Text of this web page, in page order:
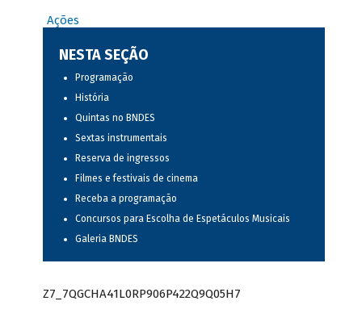
Ações
NESTA SEÇÃO
Programação
História
Quintas no BNDES
Sextas instrumentais
Reserva de ingressos
Filmes e festivais de cinema
Receba a programação
Concursos para Escolha de Espetáculos Musicais
Galeria BNDES
Z7_7QGCHA41L0RP906P422Q9Q05H7